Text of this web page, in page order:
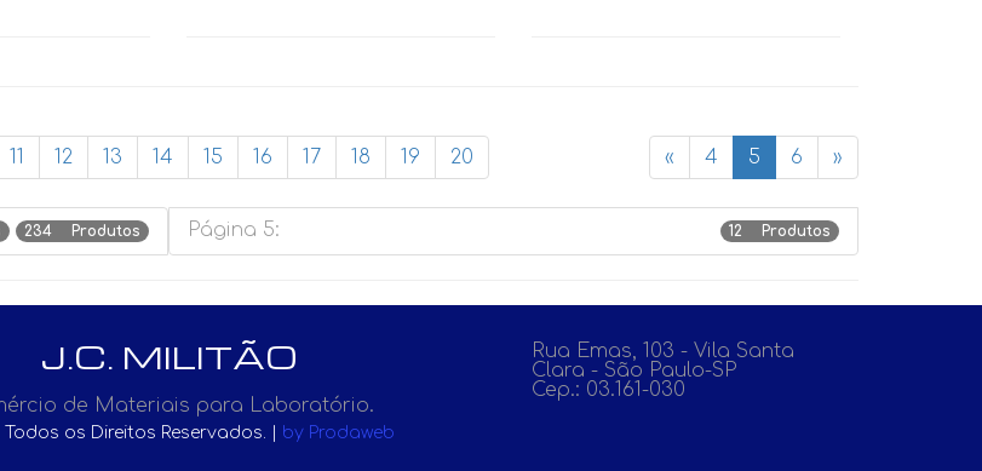
11 12 13 14 15 16 17 18 19 20 « 4 5 6 »
234 Produtos Página 5: 12 Produtos
J.C. MILITÃO
de Materiais para Laboratório.
Todos os Direitos Reservados. | by Prodaweb
Rua Emas, 103 - Vila Santa
Clara - São Paulo-SP
Cep.: 03.161-030